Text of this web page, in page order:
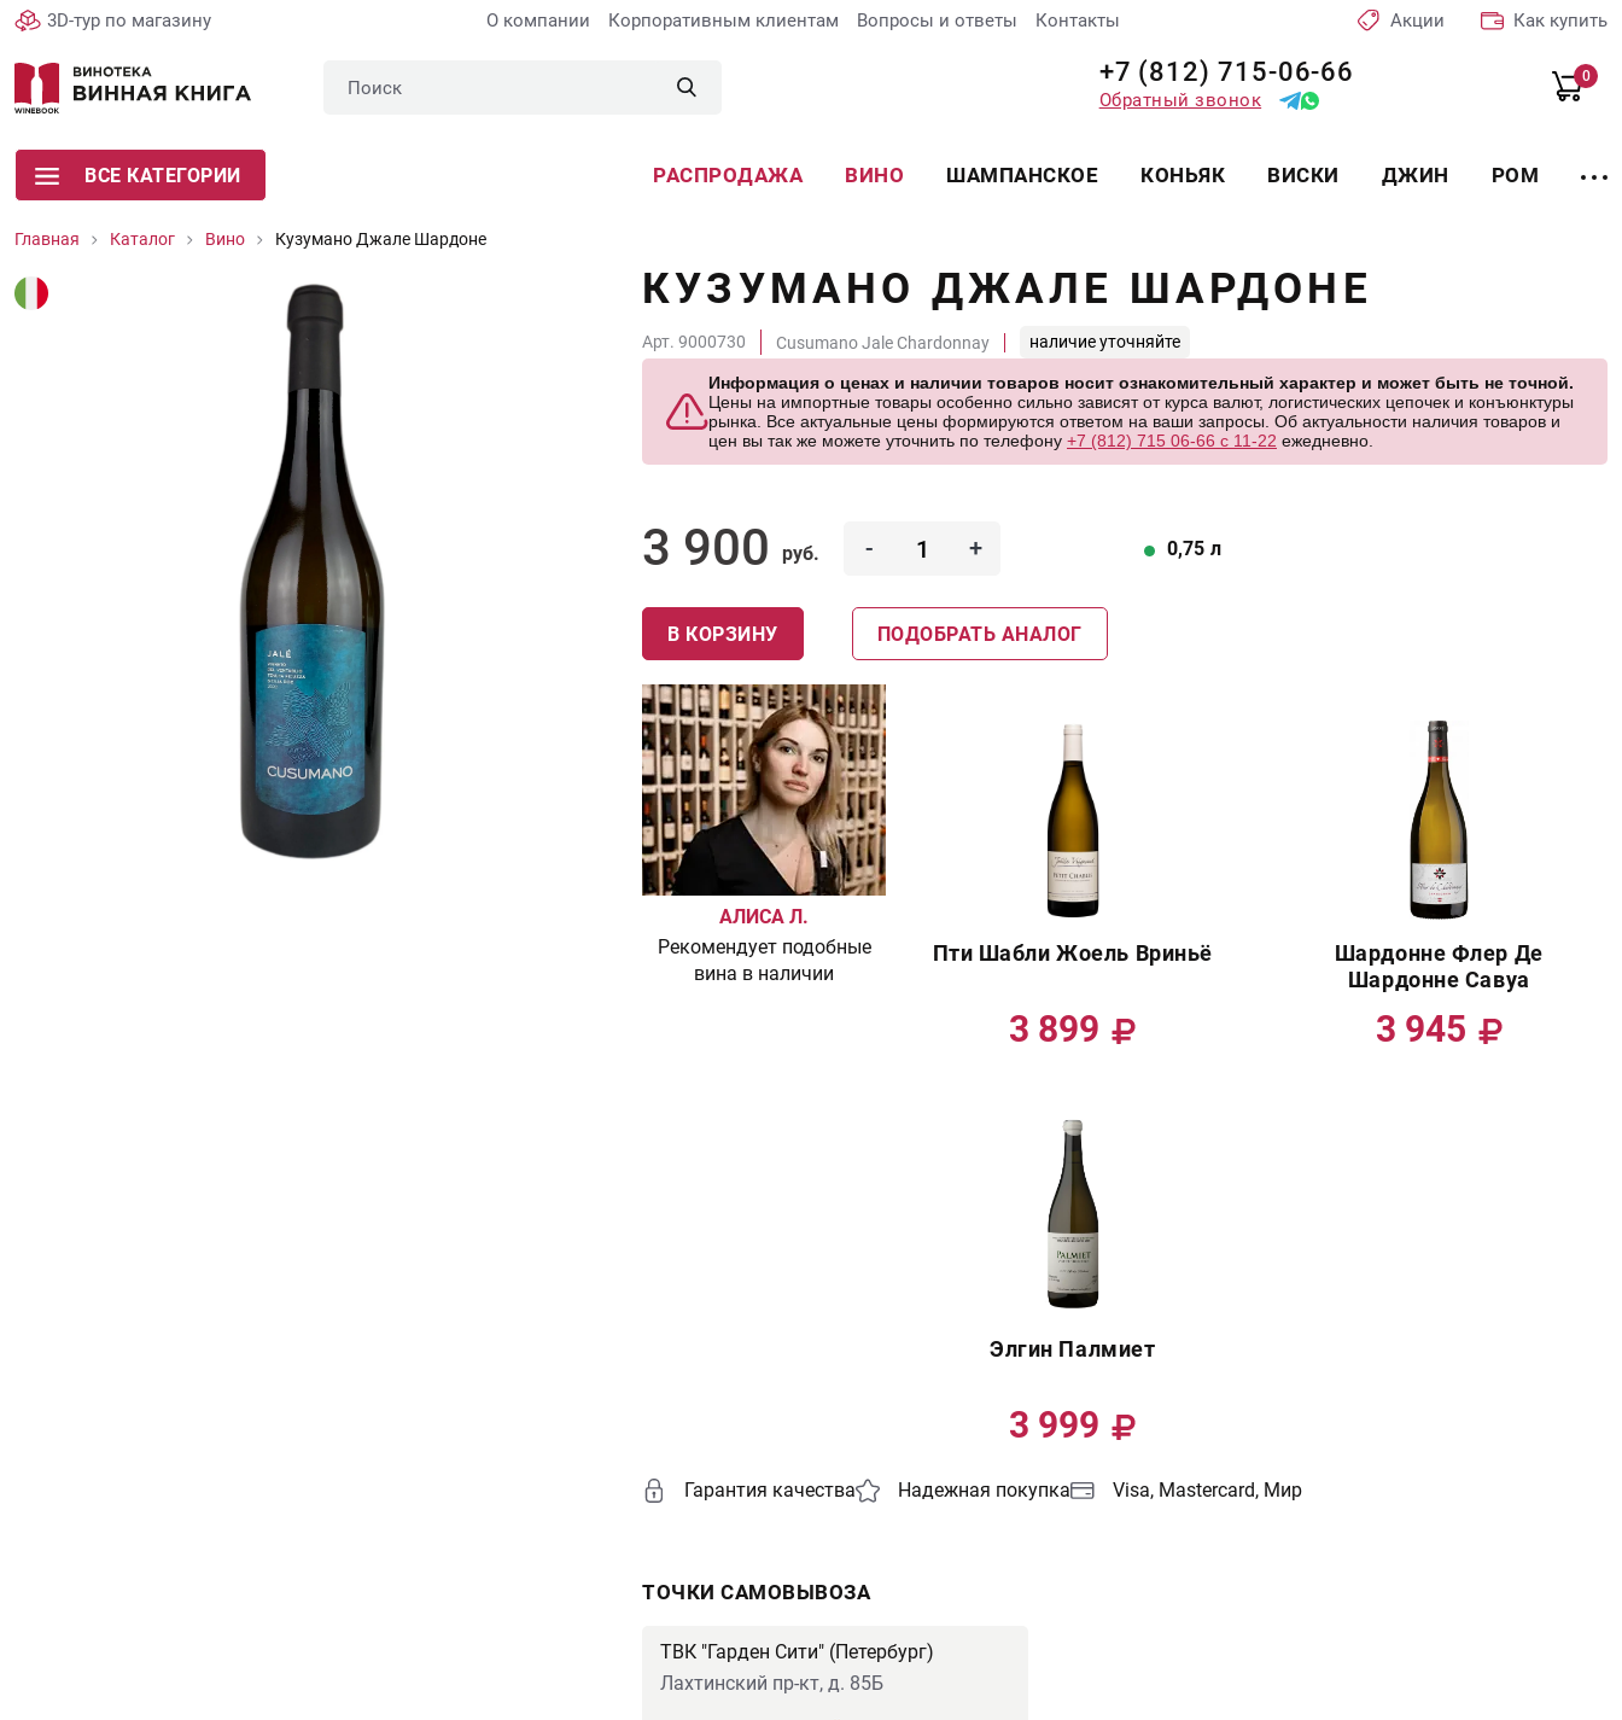
3D-тур по магазину О компании Корпоративным клиентам Вопросы и ответы Контакты Акции Как купить
+7 (812) 715-06-66
Обратный звонок
0
ВСЕ КАТЕГОРИИ РАСПРОДАЖА ВИНО ШАМПАНСКОЕ КОНЬЯК ВИСКИ ДЖИН РОМ
Главная Каталог Вино Кузумано Джале Шардоне
КУЗУМАНО ДЖАЛЕ ШАРДОНЕ
Арт. 9000730 Cusumano Jale Chardonnay наличие уточняйте
Информация о ценах и наличии товаров носит ознакомительный характер и может быть не точной.
Цены на импортные товары особенно сильно зависят от курса валют, логистических цепочек и конъюнктуры
рынка. Все актуальные цены формируются ответом на ваши запросы. Об актуальности наличия товаров и
цен вы так же можете уточнить по телефону +7 (812) 715 06-66 с 11-22 ежедневно.
3 900 руб. - +
В КОРЗИНУ ПОДОБРАТЬ АНАЛОГ
0,75 л
АЛИСА Л.
Рекомендует подобные
вина в наличии
Пти Шабли Жоель Вриньё
3 899
Шардонне Флер Де
Шардонне Савуа
3 945
Элгин Палмиет
3 999
Гарантия качества Надежная покупка Visa, Mastercard, Мир
ТОЧКИ САМОВЫВОЗА
ТВК "Гарден Сити" (Петербург)
Лахтинский пр-кт, д. 85Б